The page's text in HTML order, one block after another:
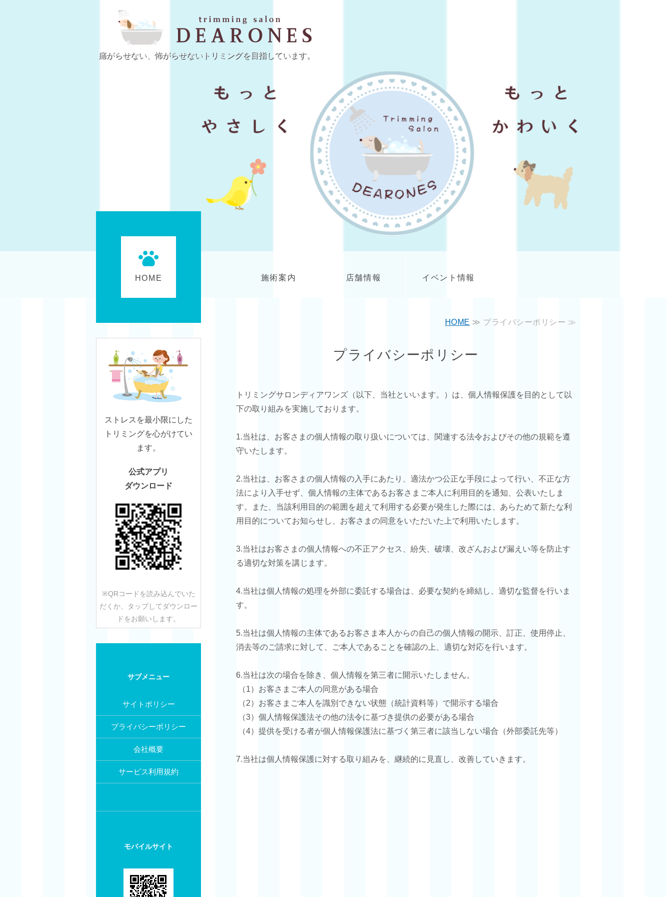
痛がらせない、怖がらせないトリミングを目指しています。
HOME 施術案内 店舗情報 イベント情報
HOME ≫ プライバシーポリシー ≫
プライバシーポリシー
トリミングサロンディアワンズ（以下、当社といいます。）は、個人情報保護を目的として以
下の取り組みを実施しております。
1.当社は、お客さまの個人情報の取り扱いについては、関連する法令およびその他の規範を遵
守いたします。
2.当社は、お客さまの個人情報の入手にあたり、適法かつ公正な手段によって行い、不正な方
法により入手せず、個人情報の主体であるお客さまご本人に利用目的を通知、公表いたしま
す。また、当該利用目的の範囲を超えて利用する必要が発生した際には、あらためて新たな利
用目的についてお知らせし、お客さまの同意をいただいた上で利用いたします。
3.当社はお客さまの個人情報への不正アクセス、紛失、破壊、改ざんおよび漏えい等を防止す
る適切な対策を講じます。
4.当社は個人情報の処理を外部に委託する場合は、必要な契約を締結し、適切な監督を行いま
す。
5.当社は個人情報の主体であるお客さま本人からの自己の個人情報の開示、訂正、使用停止、
消去等のご請求に対して、ご本人であることを確認の上、適切な対応を行います。
6.当社は次の場合を除き、個人情報を第三者に開示いたしません。
（1）お客さまご本人の同意がある場合
（2）お客さまご本人を識別できない状態（統計資料等）で開示する場合
（3）個人情報保護法その他の法令に基づき提供の必要がある場合
（4）提供を受ける者が個人情報保護法に基づく第三者に該当しない場合（外部委託先等）
7.当社は個人情報保護に対する取り組みを、継続的に見直し、改善していきます。
ストレスを最小限にした
トリミングを心がけてい
ます。
公式アプリ
ダウンロード
※QRコードを読み込んでいた
だくか、タップしてダウンロー
ドをお願いします。
サブメニュー
サイトポリシー
プライバシーポリシー
会社概要
サービス利用規約
モバイルサイト